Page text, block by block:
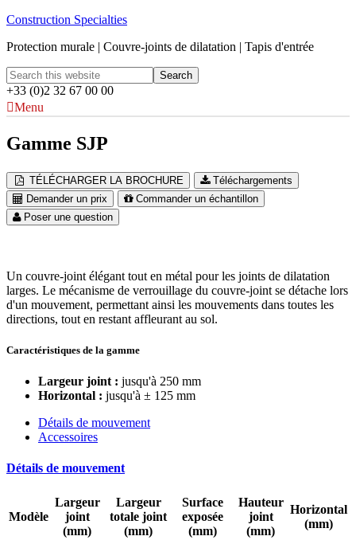
Construction Specialties
Protection murale | Couvre-joints de dilatation | Tapis d'entrée
+33 (0)2 32 67 00 00
Menu
Gamme SJP
TÉLÉCHARGER LA BROCHURE
Téléchargements
Demander un prix
Commander un échantillon
Poser une question
Un couvre-joint élégant tout en métal pour les joints de dilatation
larges. Le mécanisme de verrouillage du couvre-joint se détache lors
d'un mouvement, permettant ainsi les mouvements dans toutes les
directions, tout en restant affleurant au sol.
Caractéristiques de la gamme
Largeur joint : jusqu'à 250 mm
Horizontal : jusqu'à ± 125 mm
Détails de mouvement
Accessoires
Détails de mouvement
Modèle
Largeur
joint
(mm)
Largeur
totale joint
(mm)
Surface
exposée
(mm)
Hauteur
joint
(mm)
Horizontal
(mm)